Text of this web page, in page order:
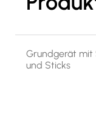
Grundgerät mit
und Sticks